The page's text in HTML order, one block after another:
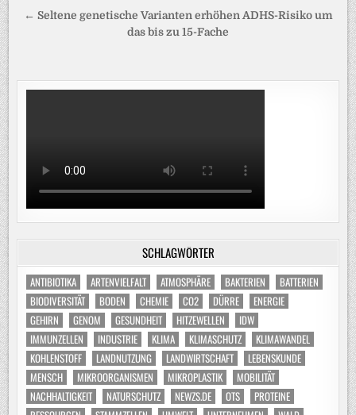
← Seltene genetische Varianten erhöhen ADHS-Risiko um
das bis zu 15-Fache
SCHLAGWÖRTER
ANTIBIOTIKA ARTENVIELFALT ATMOSPHÄRE BAKTERIEN
BATTERIEN
BIODIVERSITÄT
BODEN CHEMIE CO2 DÜRRE
ENERGIE
GEHIRN
GENOM GESUNDHEIT HITZEWELLEN
IDW
IMMUNZELLEN
INDUSTRIE KLIMA KLIMASCHUTZ
KLIMAWANDEL
KOHLENSTOFF
LANDNUTZUNG LANDWIRTSCHAFT
LEBENSKUNDE
MENSCH
MIKROORGANISMEN MIKROPLASTIK
MOBILITÄT
NACHHALTIGKEIT
NATURSCHUTZ NEWZS.DE OTS
PROTEINE